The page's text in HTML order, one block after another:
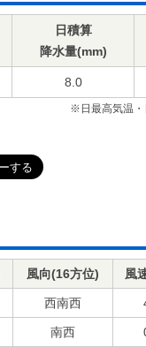
日積算
降水量(mm)
8.0
※日最高気温・
風向(16方位) 風
西南西
南西